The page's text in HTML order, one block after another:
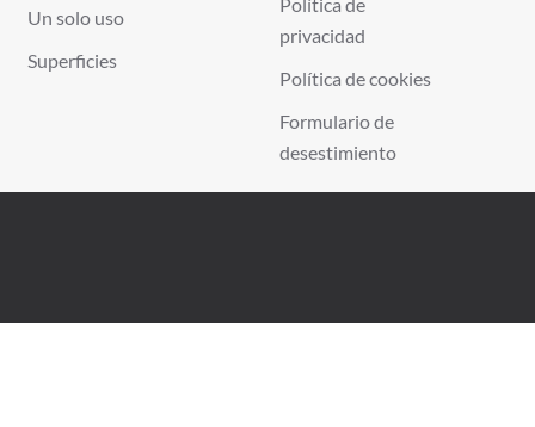
Un solo uso
Superficies
Política de
privacidad
Política de cookies
Formulario de
desestimiento